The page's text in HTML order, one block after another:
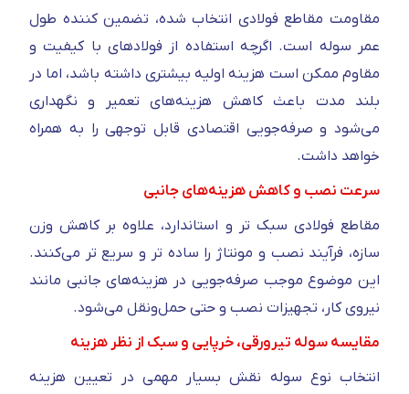
مقاومت مقاطع فولادی انتخاب‌ شده، تضمین‌ کننده طول
عمر سوله است. اگرچه استفاده از فولادهای با کیفیت و
مقاوم ممکن است هزینه اولیه بیشتری داشته باشد، اما در
بلند مدت باعث کاهش هزینه‌های تعمیر و نگهداری
می‌شود و صرفه‌جویی اقتصادی قابل توجهی را به همراه
خواهد داشت.
سرعت نصب و کاهش هزینه‌های جانبی
مقاطع فولادی سبک‌ تر و استاندارد، علاوه بر کاهش وزن
سازه، فرآیند نصب و مونتاژ را ساده‌ تر و سریع‌ تر می‌کنند.
این موضوع موجب صرفه‌جویی در هزینه‌های جانبی مانند
نیروی کار، تجهیزات نصب و حتی حمل‌ونقل می‌شود.
مقایسه سوله تیرورقی، خرپایی و سبک از نظر هزینه
انتخاب نوع سوله نقش بسیار مهمی در تعیین هزینه